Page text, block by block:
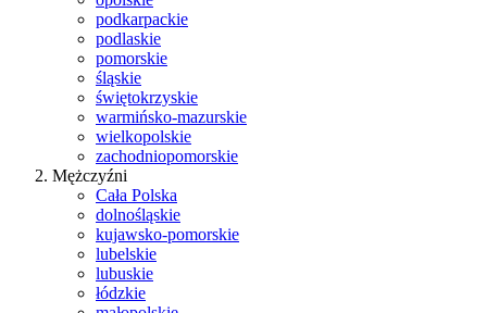
podkarpackie
podlaskie
pomorskie
śląskie
świętokrzyskie
warmińsko-mazurskie
wielkopolskie
zachodniopomorskie
Mężczyźni
Cała Polska
dolnośląskie
kujawsko-pomorskie
lubelskie
lubuskie
łódzkie